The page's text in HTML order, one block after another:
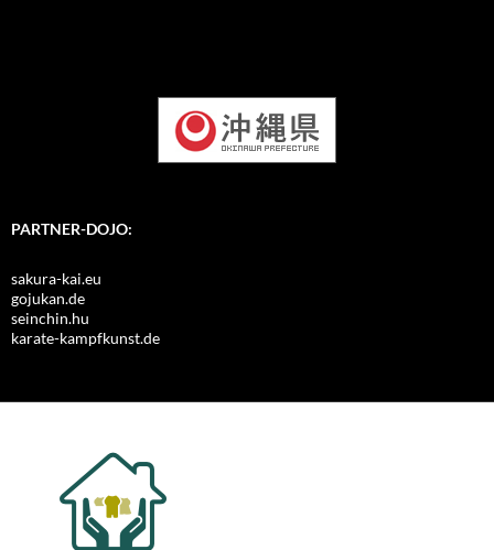
PARTNER-DOJO:
sakura-kai.eu
gojukan.de
seinchin.hu
karate-kampfkunst.de